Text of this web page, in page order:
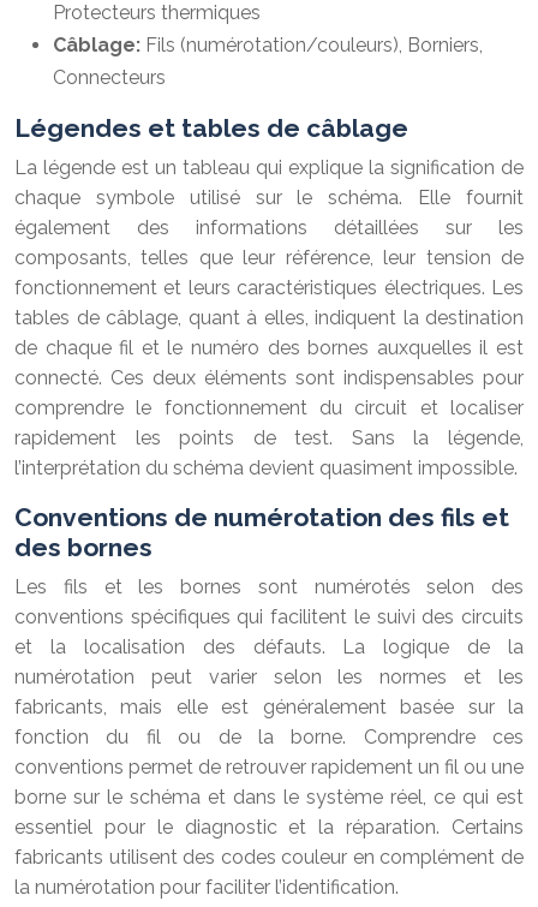
Protecteurs thermiques
Câblage: Fils (numérotation/couleurs), Borniers,
Connecteurs
Légendes et tables de câblage
La légende est un tableau qui explique la signification de
chaque symbole utilisé sur le schéma. Elle fournit
également des informations détaillées sur les
composants, telles que leur référence, leur tension de
fonctionnement et leurs caractéristiques électriques. Les
tables de câblage, quant à elles, indiquent la destination
de chaque fil et le numéro des bornes auxquelles il est
connecté. Ces deux éléments sont indispensables pour
comprendre le fonctionnement du circuit et localiser
rapidement les points de test. Sans la légende,
l’interprétation du schéma devient quasiment impossible.
Conventions de numérotation des fils et
des bornes
Les fils et les bornes sont numérotés selon des
conventions spécifiques qui facilitent le suivi des circuits
et la localisation des défauts. La logique de la
numérotation peut varier selon les normes et les
fabricants, mais elle est généralement basée sur la
fonction du fil ou de la borne. Comprendre ces
conventions permet de retrouver rapidement un fil ou une
borne sur le schéma et dans le système réel, ce qui est
essentiel pour le diagnostic et la réparation. Certains
fabricants utilisent des codes couleur en complément de
la numérotation pour faciliter l’identification.